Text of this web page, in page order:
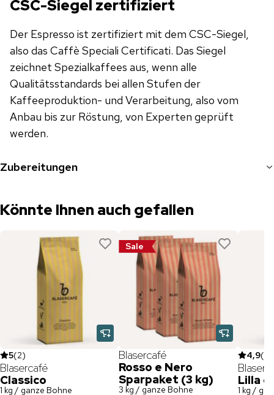
CSC-Siegel zertifiziert
Der Espresso ist zertifiziert mit dem CSC-Siegel,
also das Caffè Speciali Certificati. Das Siegel
zeichnet Spezialkaffees aus, wenn alle
Qualitätsstandards bei allen Stufen der
Kaffeeproduktion- und Verarbeitung, also vom
Anbau bis zur Röstung, von Experten geprüft
werden.
Zubereitungen
Könnte Ihnen auch gefallen
5(2)
Blasercafé
Classico
1 kg / ganze Bohne
Sale
Blasercafé
Rosso e Nero
Sparpaket (3 kg)
3 kg / ganze Bohne
4,9(
Lilla e
1 kg /